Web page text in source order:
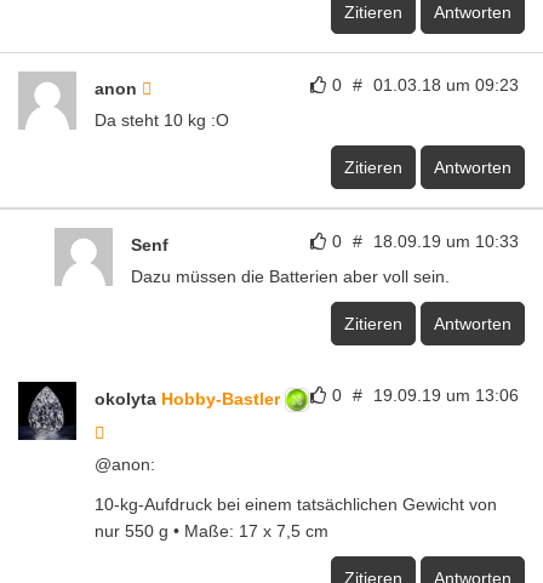
Zitieren Antworten
0 # 01.03.18 um 09:23
anon
Da steht 10 kg :O
Zitieren Antworten
0 # 18.09.19 um 10:33
Senf
Dazu müssen die Batterien aber voll sein.
Zitieren Antworten
0 # 19.09.19 um 13:06
okolyta Hobby-Bastler
@anon:
10-kg-Aufdruck bei einem tatsächlichen Gewicht von
nur 550 g • Maße: 17 x 7,5 cm
Zitieren Antworten